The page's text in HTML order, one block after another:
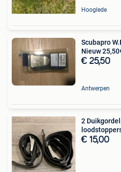
Hooglede
Scubapro
Nieuw
€ 25,50
Antwerpen
2
€ 15,00